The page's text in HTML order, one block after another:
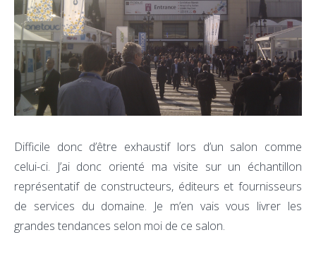
Difficile donc d’être exhaustif lors d’un salon comme
celui-ci. J’ai donc orienté ma visite sur un échantillon
représentatif de constructeurs, éditeurs et fournisseurs
de services du domaine. Je m’en vais vous livrer les
grandes tendances selon moi de ce salon.